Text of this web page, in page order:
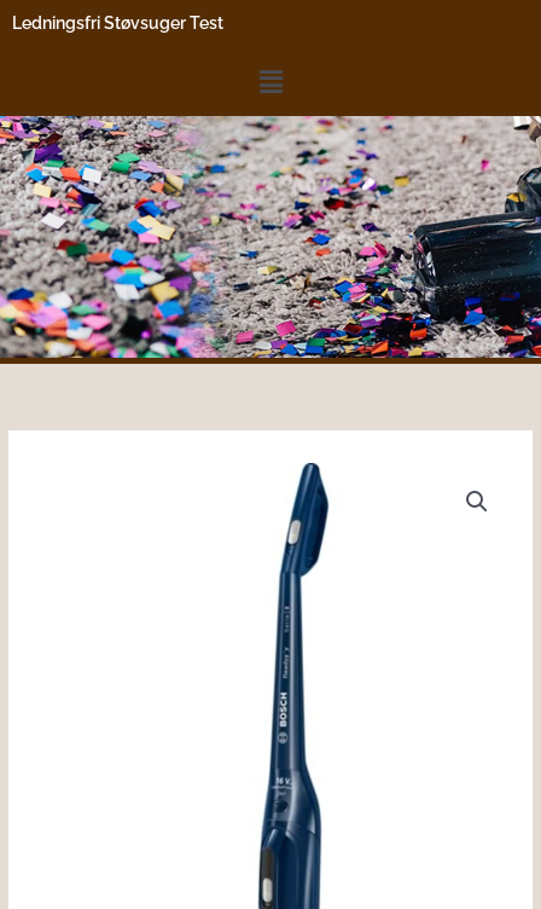
Gå
Ledningsfri Støvsuger Test
Menu